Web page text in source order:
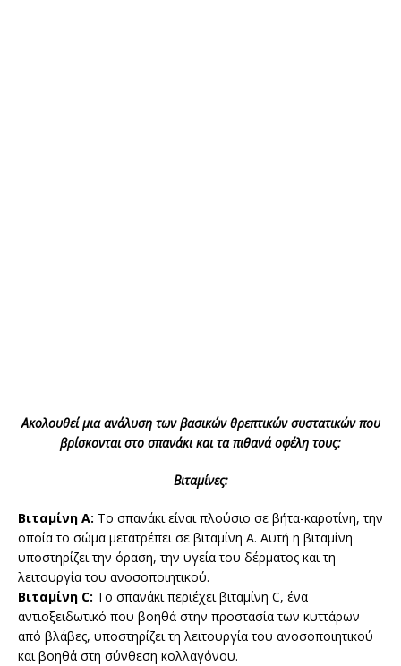
Ακολουθεί μια ανάλυση των βασικών θρεπτικών συστατικών που
βρίσκονται στο σπανάκι και τα πιθανά οφέλη τους:
Βιταμίνες:
Βιταμίνη Α: Το σπανάκι είναι πλούσιο σε βήτα-καροτίνη, την
οποία το σώμα μετατρέπει σε βιταμίνη Α. Αυτή η βιταμίνη
υποστηρίζει την όραση, την υγεία του δέρματος και τη
λειτουργία του ανοσοποιητικού.
Βιταμίνη C: Το σπανάκι περιέχει βιταμίνη C, ένα
αντιοξειδωτικό που βοηθά στην προστασία των κυττάρων
από βλάβες, υποστηρίζει τη λειτουργία του ανοσοποιητικού
και βοηθά στη σύνθεση κολλαγόνου.